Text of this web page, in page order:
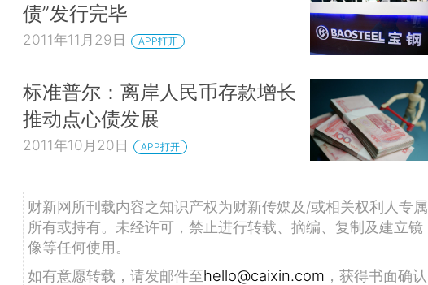
债”发行完毕
2011年11月29日 APP打开
标准普尔：离岸人民币存款增长
推动点心债发展
2011年10月20日 APP打开
财新网所刊载内容之知识产权为财新传媒及/或相关权利人专属
所有或持有。未经许可，禁止进行转载、摘编、复制及建立镜
像等任何使用。
如有意愿转载，请发邮件至hello@caixin.com ，获得书面确认